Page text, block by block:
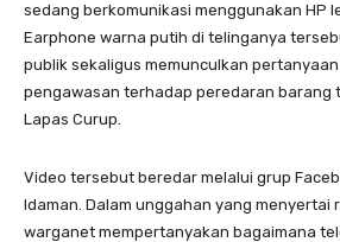
sedang berkomunikasi menggunakan HP
Earphone warna putih di telinganya
publik sekaligus memunculkan
pengawasan terhadap peredaran barang
Lapas Curup.
Video tersebut beredar melalui grup
Idaman. Dalam unggahan yang menyertai
warganet mempertanyakan bagaimana